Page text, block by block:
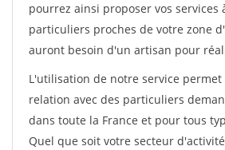
pourrez ainsi proposer vos services
particuliers proches de votre zone
auront besoin d'un artisan pour
L'utilisation de notre service
relation avec des particuliers
dans toute la France et pour tous
Quel que soit votre secteur